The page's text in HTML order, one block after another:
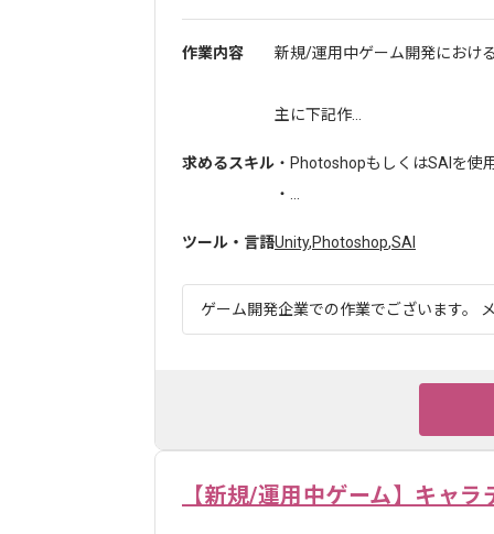
作業内容 新規/運用中ゲーム開発におけ
主に下記作...
求めるスキル ・PhotoshopもしくはSAIを使
・...
ツール・言語Unity,Photoshop,SAI
ゲーム開発企業での作業でございます。
【新規/運用中ゲーム】キャ